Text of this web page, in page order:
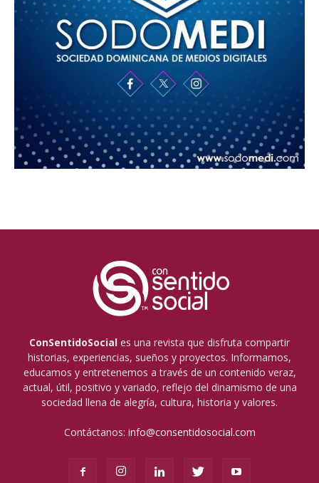
ConSentidoSocial es una revista que disfruta compartir
historias, experiencias, sueños y proyectos. Informamos,
educamos y entretenemos a través de un contenido veraz,
actual, útil, positivo y variado, reflejo del dinamismo de una
sociedad llena de alegría, cultura, historia y valores.
Contáctanos: info@consentidosocial.com